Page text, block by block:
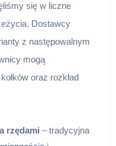
się w liczne
Dostawcy
z następowalnym
mogą
oraz rozkład
rzędami – tradycyjna